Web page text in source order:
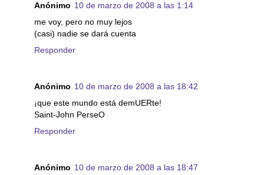
Anónimo 10 de marzo de 2008 a las 1:14
me voy, pero no muy lejos
(casi) nadie se dará cuenta
Responder
Anónimo 10 de marzo de 2008 a las 18:42
¡que este mundo está demUERte!
Saint-John PerseO
Responder
Anónimo 10 de marzo de 2008 a las 18:47